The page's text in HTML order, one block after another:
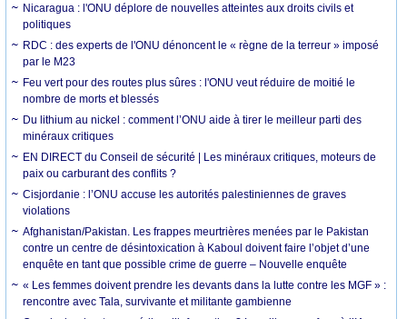
Nicaragua : l'ONU déplore de nouvelles atteintes aux droits civils et
politiques
RDC : des experts de l'ONU dénoncent le « règne de la terreur » imposé
par le M23
Feu vert pour des routes plus sûres : l'ONU veut réduire de moitié le
nombre de morts et blessés
Du lithium au nickel : comment l’ONU aide à tirer le meilleur parti des
minéraux critiques
EN DIRECT du Conseil de sécurité | Les minéraux critiques, moteurs de
paix ou carburant des conflits ?
Cisjordanie : l’ONU accuse les autorités palestiniennes de graves
violations
Afghanistan/Pakistan. Les frappes meurtrières menées par le Pakistan
contre un centre de désintoxication à Kaboul doivent faire l’objet d’une
enquête en tant que possible crime de guerre – Nouvelle enquête
« Les femmes doivent prendre les devants dans la lutte contre les MGF » :
rencontre avec Tala, survivante et militante gambienne